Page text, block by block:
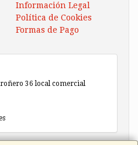
Información Legal
Política de Cookies
Formas de Pago
36 local comercial